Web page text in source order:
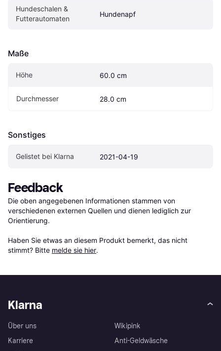
Hundeschalen &
Futterautomaten
Hundenapf
Maße
Höhe 60.0 cm
Durchmesser 28.0 cm
Sonstiges
Gelistet bei Klarna 2021-04-19
Feedback
Die oben angegebenen Informationen stammen von
verschiedenen externen Quellen und dienen lediglich zur
Orientierung.
Haben Sie etwas an diesem Produkt bemerkt, das nicht
stimmt? Bitte melde sie hier.
Klarna
Über uns
Karriere
Wikipink
Anti-Geldwäsche